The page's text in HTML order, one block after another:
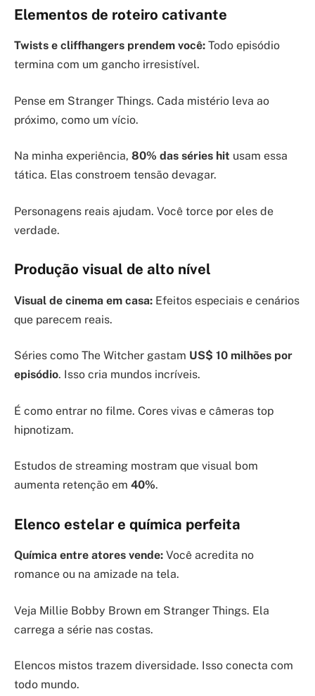
Elementos de roteiro cativante
Twists e cliffhangers prendem você: Todo episódio
termina com um gancho irresistível.
Pense em Stranger Things. Cada mistério leva ao
próximo, como um vício.
Na minha experiência, 80% das séries hit usam essa
tática. Elas constroem tensão devagar.
Personagens reais ajudam. Você torce por eles de
verdade.
Produção visual de alto nível
Visual de cinema em casa: Efeitos especiais e cenários
que parecem reais.
Séries como The Witcher gastam US$ 10 milhões por
episódio. Isso cria mundos incríveis.
É como entrar no filme. Cores vivas e câmeras top
hipnotizam.
Estudos de streaming mostram que visual bom
aumenta retenção em 40%.
Elenco estelar e química perfeita
Química entre atores vende: Você acredita no
romance ou na amizade na tela.
Veja Millie Bobby Brown em Stranger Things. Ela
carrega a série nas costas.
Elencos mistos trazem diversidade. Isso conecta com
todo mundo.